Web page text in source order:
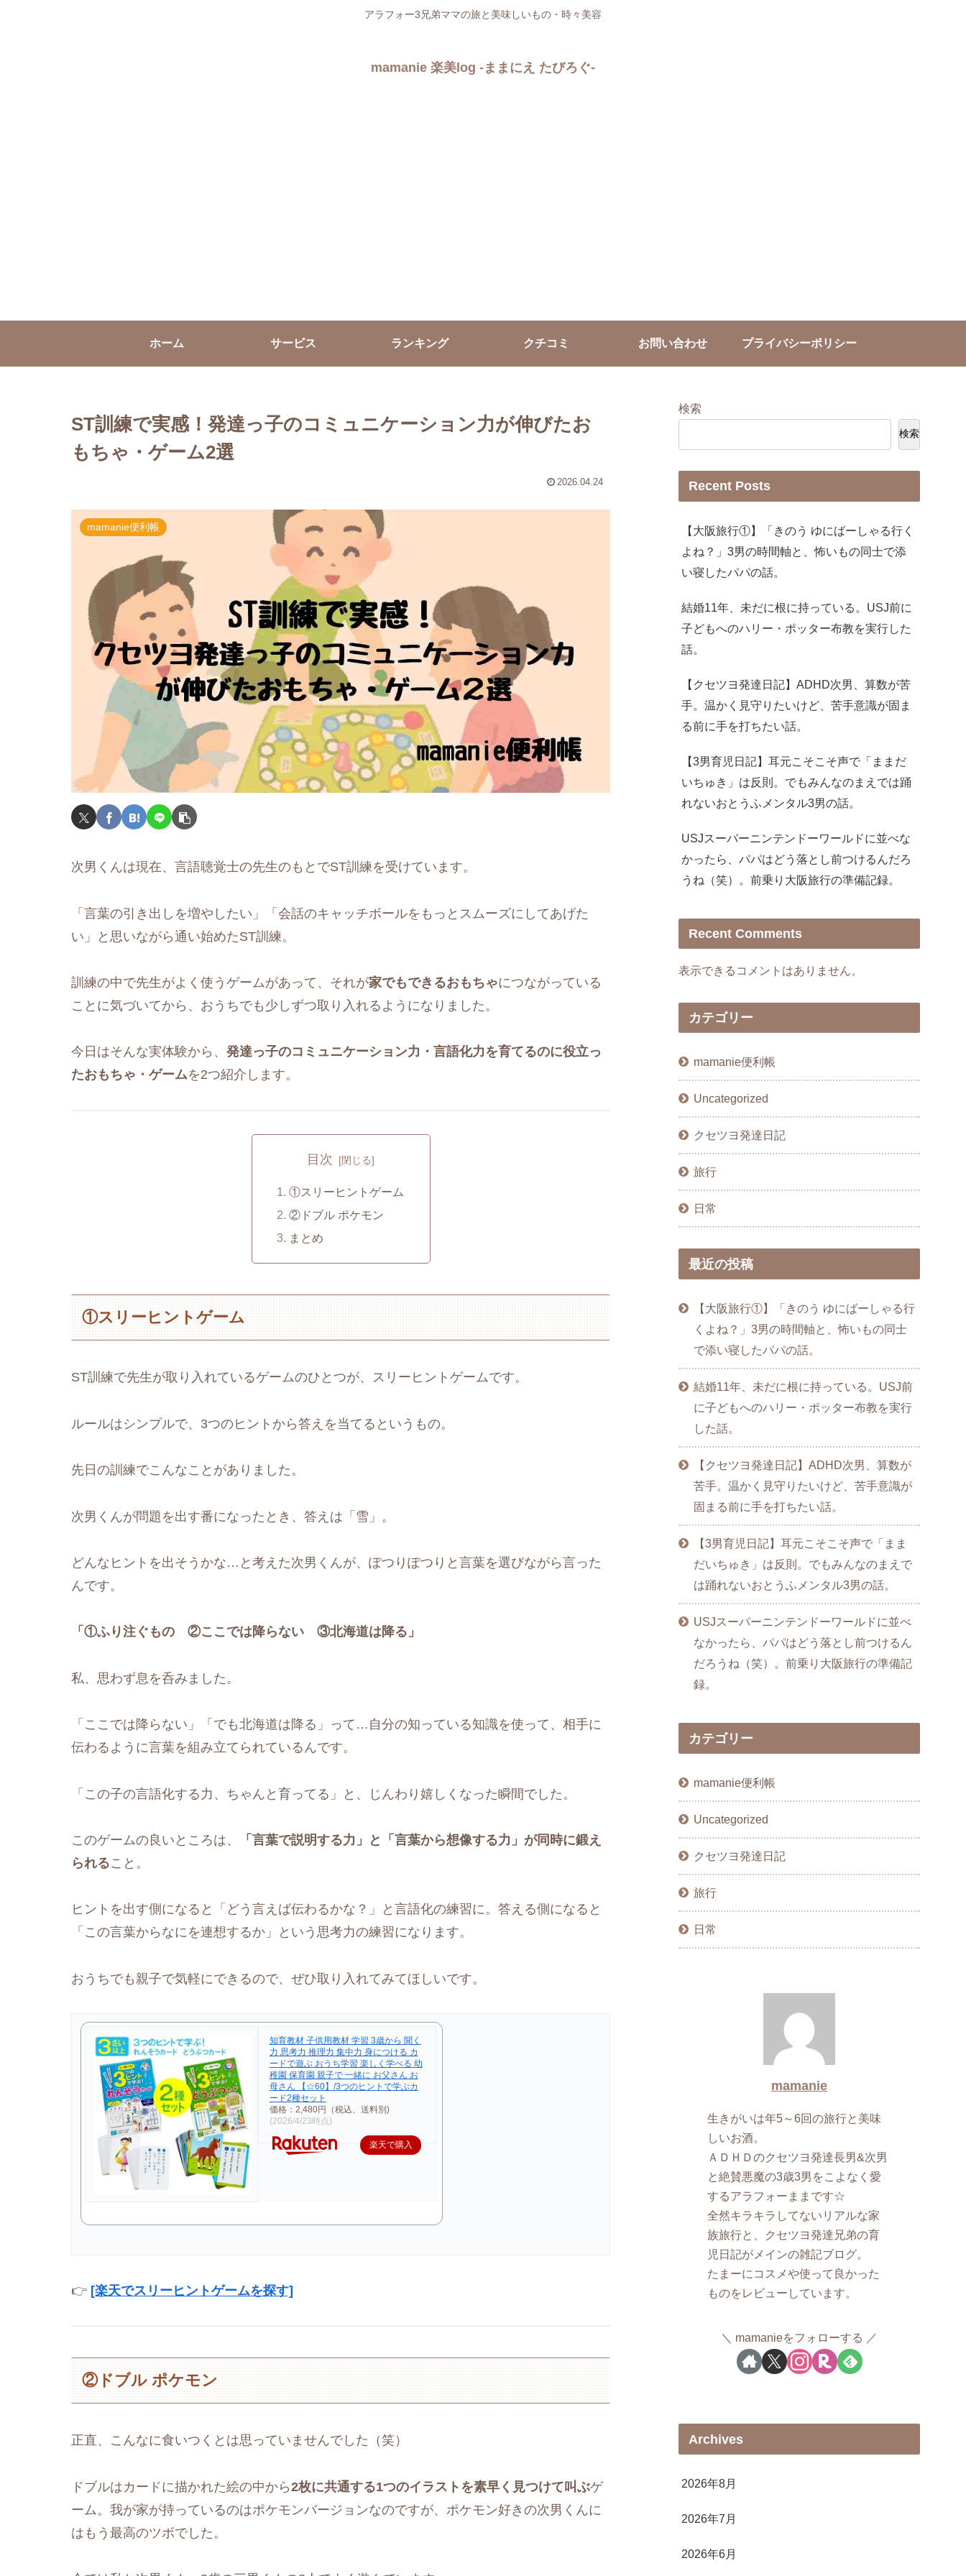
アラフォー3兄弟ママの旅と美味しいもの・時々美容
mamanie 楽美log -ままにえ たびろぐ-
ホーム サービス ランキング クチコミ お問い合わせ プライバシーポリシー
ST訓練で実感！発達っ子のコミュニケーション力が伸びたお
もちゃ・ゲーム2選
2026.04.24
mamanie便利帳
次男くんは現在、言語聴覚士の先生のもとでST訓練を受けています。
「言葉の引き出しを増やしたい」「会話のキャッチボールをもっとスムーズにしてあげた
い」と思いながら通い始めたST訓練。
訓練の中で先生がよく使うゲームがあって、それが家でもできるおもちゃにつながっている
ことに気づいてから、おうちでも少しずつ取り入れるようになりました。
今日はそんな実体験から、 発達っ子のコミュニケーション力・言語化力を育てるのに役立っ
たおもちゃ・ゲームを2つ紹介します。
目次
①スリーヒントゲーム
②ドブル ポケモン
まとめ
①スリーヒントゲーム
ST訓練で先生が取り入れているゲームのひとつが、スリーヒントゲームです。
ルールはシンプルで、3つのヒントから答えを当てるというもの。
先日の訓練でこんなことがありました。
次男くんが問題を出す番になったとき、答えは「雪」。
どんなヒントを出そうかな…と考えた次男くんが、ぽつりぽつりと言葉を選びながら言った
んです。
「①ふり注ぐもの ②ここでは降らない ③北海道は降る」
私、思わず息を呑みました。
「ここでは降らない」「でも北海道は降る」って…自分の知っている知識を使って、相手に
伝わるように言葉を組み立てられているんです。
「この子の言語化する力、ちゃんと育ってる」と、じんわり嬉しくなった瞬間でした。
このゲームの良いところは、
「言葉で説明する力」と「言葉から想像する力」が同時に鍛え
られること。
ヒントを出す側になると「どう言えば伝わるかな？」と言語化の練習に。答える側になると
「この言葉からなにを連想するか」という思考力の練習になります。
おうちでも親子で気軽にできるので、ぜひ取り入れてみてほしいです。
知育教材 子供用教材 学習 3歳から 聞く
力 思考力 推理力 集中力 身につける カ
ードで遊ぶ おうち学習 楽しく学べる 幼
稚園 保育園 親子で 一緒に お父さん お
母さん 【☆60】/3つのヒントで学ぶカ
ード2種セット
価格：2,480円（税込、送料別)
(2026/4/23時点)
楽天で購入
👉 [楽天でスリーヒントゲームを探す]
②ドブル ポケモン
正直、こんなに食いつくとは思っていませんでした（笑）
ドブルはカードに描かれた絵の中から2枚に共通する1つのイラストを素早く見つけて叫ぶゲ
ーム。我が家が持っているのはポケモンバージョンなのですが、ポケモン好きの次男くんに
はもう最高のツボでした。
検索
検索
Recent Posts
【大阪旅行①】「きのう ゆにばーしゃる行く
よね？」3男の時間軸と、怖いもの同士で添
い寝したパパの話。
結婚11年、未だに根に持っている。USJ前に
子どもへのハリー・ポッター布教を実行した
話。
【クセツヨ発達日記】ADHD次男、算数が苦
手。温かく見守りたいけど、苦手意識が固ま
る前に手を打ちたい話。
【3男育児日記】耳元こそこそ声で「ままだ
いちゅき」は反則。でもみんなのまえでは踊
れないおとうふメンタル3男の話。
USJスーパーニンテンドーワールドに並べな
かったら、パパはどう落とし前つけるんだろ
うね（笑）。前乗り大阪旅行の準備記録。
Recent Comments
表示できるコメントはありません。
カテゴリー
mamanie便利帳
Uncategorized
クセツヨ発達日記
旅行
日常
最近の投稿
【大阪旅行①】「きのう ゆにばーしゃる行
くよね？」3男の時間軸と、怖いもの同士
で添い寝したパパの話。
結婚11年、未だに根に持っている。USJ前
に子どもへのハリー・ポッター布教を実行
した話。
【クセツヨ発達日記】ADHD次男、算数が
苦手。温かく見守りたいけど、苦手意識が
固まる前に手を打ちたい話。
【3男育児日記】耳元こそこそ声で「まま
だいちゅき」は反則。でもみんなのまえで
は踊れないおとうふメンタル3男の話。
USJスーパーニンテンドーワールドに並べ
なかったら、パパはどう落とし前つけるん
だろうね（笑）。前乗り大阪旅行の準備記
録。
カテゴリー
mamanie便利帳
Uncategorized
クセツヨ発達日記
旅行
日常
mamanie
生きがいは年5～6回の旅行と美味
しいお酒。
ＡＤＨＤのクセツヨ発達長男&次男
と絶賛悪魔の3歳3男をこよなく愛
するアラフォーままです☆
全然キラキラしてないリアルな家
族旅行と、クセツヨ発達兄弟の育
児日記がメインの雑記ブログ。
たまーにコスメや使って良かった
ものをレビューしています。
mamanieをフォローする
Archives
2026年8月
2026年7月
2026年6月